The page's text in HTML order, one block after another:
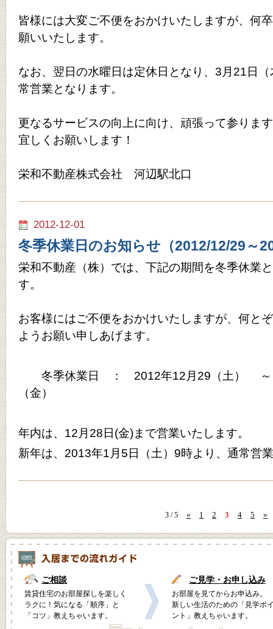
皆様には大変ご不便をおかけいたしますが、何
願いいたします。
なお、翌日の水曜日は定休日となり、3月21日
常営業となります。
更なるサービスの向上に向け、頑張って参りま
宜しくお願いします！
栄和不動産株式会社 河辺駅北口
2012-12-01
冬季休業日のお知らせ（2012/12/29～
栄和不動産（株）では、下記の期間を冬季休業
す。
お客様にはご不便をおかけいたしますが、何と
ようお願い申しあげます。
冬季休業日 ： 2012年12月29（土） ～
（金）
年内は、12月28日(金)まで営業いたします。
新年は、2013年1月5日（土）9時より、通常営
3 / 5 « 1 2 3 4 5 »
ご相談
賃貸住宅のお部屋探しを楽しく
ラクに！気になる「順序」と
「コツ」教えちゃいます。
ご見学・お申し込み
お部屋を見てからお申込み。
新しい生活のための「見学ポ
ント」教えちゃいます。